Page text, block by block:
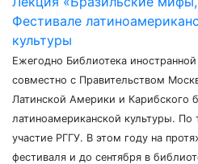
Фестивале
культуры
Ежегодно Библиотека
совместно с Правительством
Латинской Америки и Карибского
латиноамериканской культуры.
участие РГГУ. В этом году на
фестиваля и до сентября в